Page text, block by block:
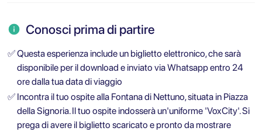
Conosci prima di partire
✅Questa esperienza include un biglietto elettronico, che sarà
disponibile per il download e inviato via Whatsapp entro 24
ore dalla tua data di viaggio
✅ Incontra il tuo ospite alla Fontana di Nettuno, situata in Piazza
della Signoria. Il tuo ospite indosserà un'uniforme 'VoxCity'. Si
prega di avere il biglietto scaricato e pronto da mostrare